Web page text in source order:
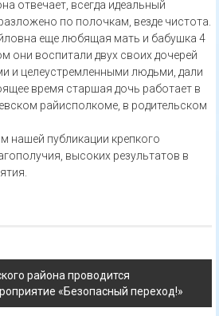
отвечает, всегда идеальный
по полочкам, везде чистота.
еще любящая мать и бабушка 4
они воспитали двух своих дочерей
и целеустремленными людьми, дали
время старшая дочь работает в
райисполкоме, в родительском
нашей публикации крепкого
высоких результатов в
района проводится
«Безопасный переход!»